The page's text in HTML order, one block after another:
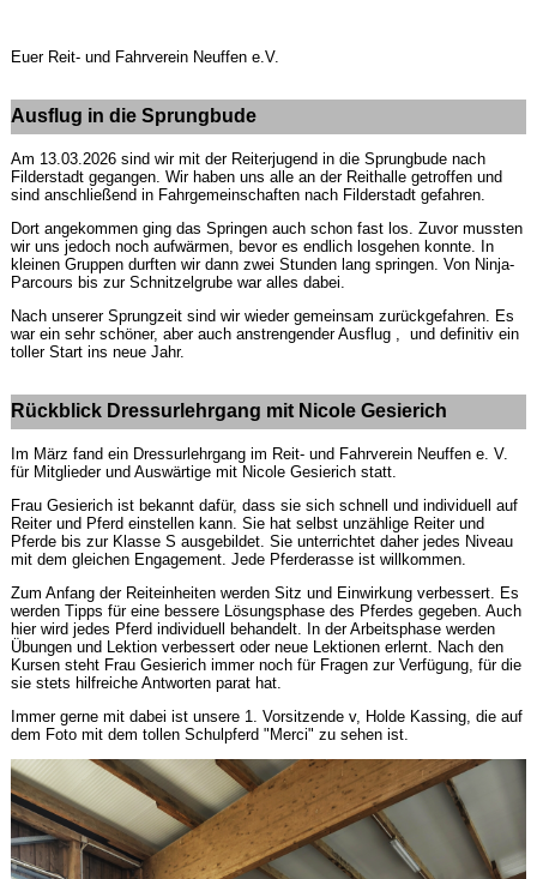
Euer Reit- und Fahrverein Neuffen e.V.
Ausflug in die Sprungbude
Am 13.03.2026 sind wir mit der Reiterjugend in die Sprungbude nach
Filderstadt gegangen. Wir haben uns alle an der Reithalle getroffen und
sind anschließend in Fahrgemeinschaften nach Filderstadt gefahren.
Dort angekommen ging das Springen auch schon fast los. Zuvor mussten
wir uns jedoch noch aufwärmen, bevor es endlich losgehen konnte. In
kleinen Gruppen durften wir dann zwei Stunden lang springen. Von Ninja-
Parcours bis zur Schnitzelgrube war alles dabei.
Nach unserer Sprungzeit sind wir wieder gemeinsam zurückgefahren. Es
war ein sehr schöner, aber auch anstrengender Ausflug , und definitiv ein
toller Start ins neue Jahr.
Rückblick Dressurlehrgang mit Nicole Gesierich
Im März fand ein Dressurlehrgang im Reit- und Fahrverein Neuffen e. V.
für Mitglieder und Auswärtige mit Nicole Gesierich statt.
Frau Gesierich ist bekannt dafür, dass sie sich schnell und individuell auf
Reiter und Pferd einstellen kann. Sie hat selbst unzählige Reiter und
Pferde bis zur Klasse S ausgebildet. Sie unterrichtet daher jedes Niveau
mit dem gleichen Engagement. Jede Pferderasse ist willkommen.
Zum Anfang der Reiteinheiten werden Sitz und Einwirkung verbessert. Es
werden Tipps für eine bessere Lösungsphase des Pferdes gegeben. Auch
hier wird jedes Pferd individuell behandelt. In der Arbeitsphase werden
Übungen und Lektion verbessert oder neue Lektionen erlernt. Nach den
Kursen steht Frau Gesierich immer noch für Fragen zur Verfügung, für die
sie stets hilfreiche Antworten parat hat.
Immer gerne mit dabei ist unsere 1. Vorsitzende v, Holde Kassing, die auf
dem Foto mit dem tollen Schulpferd "Merci" zu sehen ist.